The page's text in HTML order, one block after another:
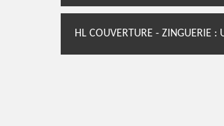
HL COUVERTURE - ZINGUERIE :